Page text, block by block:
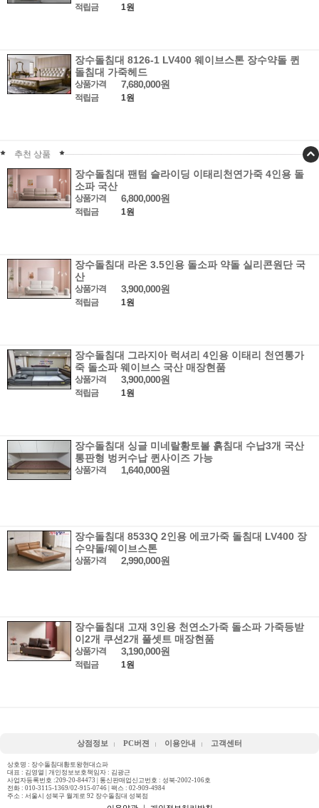
적립금 1원
장수돌침대 8126-1 LV400 웨이브스톤 장수약돌 퀸
돌침대 가죽헤드
상품가격 7,680,000원
적립금 1원
추천 상품
장수돌침대 팬텀 슬라이딩 이태리천연가죽 4인용 돌
소파 국산
상품가격 6,800,000원
적립금 1원
장수돌침대 라온 3.5인용 돌소파 약돌 실리콘원단 국
산
상품가격 3,900,000원
적립금 1원
장수돌침대 그라지아 럭셔리 4인용 이태리 천연통가
죽 돌소파 웨이브스 국산 매장현품
상품가격 3,900,000원
적립금 1원
장수돌침대 싱글 미네랄황토볼 흙침대 수납3개 국산
통판형 벙커수납 퀸사이즈 가능
상품가격 1,640,000원
장수돌침대 8533Q 2인용 에코가죽 돌침대 LV400 장
수약돌/웨이브스톤
상품가격 2,990,000원
장수돌침대 고재 3인용 천연소가죽 돌소파 가죽등받
이2개 쿠션2개 풀셋트 매장현품
상품가격 3,190,000원
적립금 1원
상점정보 PC버젼 이용안내 고객센터
상호명 : 장수돌침대황토왕현대쇼파
대표 : 김영열 | 개인정보보호책임자 : 김광근
사업자등록번호 :209-20-84473 | 통신판매업신고번호 : 성북-2002-106호
전화 : 010-3115-1369/02-915-0746 | 팩스 : 02-909-4984
주소 : 서울시 성북구 월계로 92 장수돌침대 성북점